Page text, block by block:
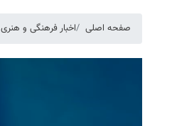
صفحه اصلی اخبار فرهنگی و هنری